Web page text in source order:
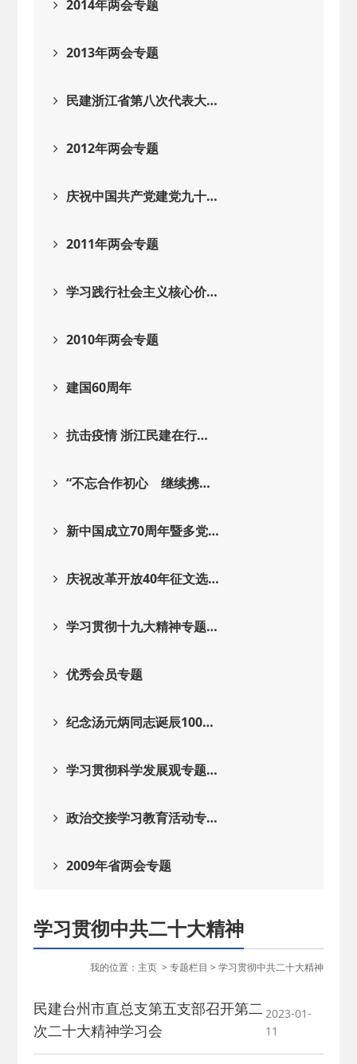
2014年两会专题
2013年两会专题
民建浙江省第八次代表大…
2012年两会专题
庆祝中国共产党建党九十…
2011年两会专题
学习践行社会主义核心价…
2010年两会专题
建国60周年
抗击疫情 浙江民建在行…
“不忘合作初心 继续携…
新中国成立70周年暨多党…
庆祝改革开放40年征文选…
学习贯彻十九大精神专题…
优秀会员专题
纪念汤元炳同志诞辰100…
学习贯彻科学发展观专题…
政治交接学习教育活动专…
2009年省两会专题
学习贯彻中共二十大精神
我的位置： 主页> 专题栏目 > 学习贯彻中共二十大精神
民建台州市直总支第五支部召开第二
次二十大精神学习会
2023-01-
11